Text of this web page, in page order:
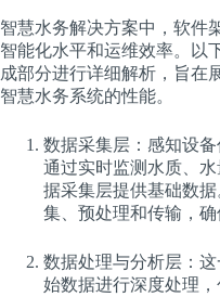
智慧水务解决方案中，软件
智能化水平和运维效率。以
成部分进行详细解析，旨在
智慧水务系统的性能。
数据采集层：感知设
通过实时监测水质、
据采集层提供基础数
集、预处理和传输，确
数据处理与分析层：
始数据进行深度处理，